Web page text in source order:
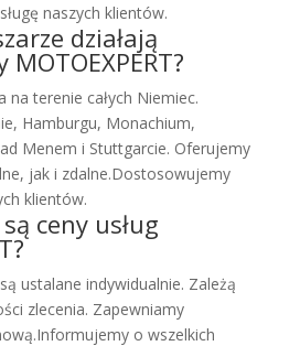
naszych klientów.
działają
na terenie całych Niemiec.
Hamburgu, Monachium,
Menem i Stuttgarcie. Oferujemy
jak i zdalne.Dostosowujemy
klientów.
ceny usług
ustalane indywidualnie. Zależą
zlecenia. Zapewniamy
o wszelkich